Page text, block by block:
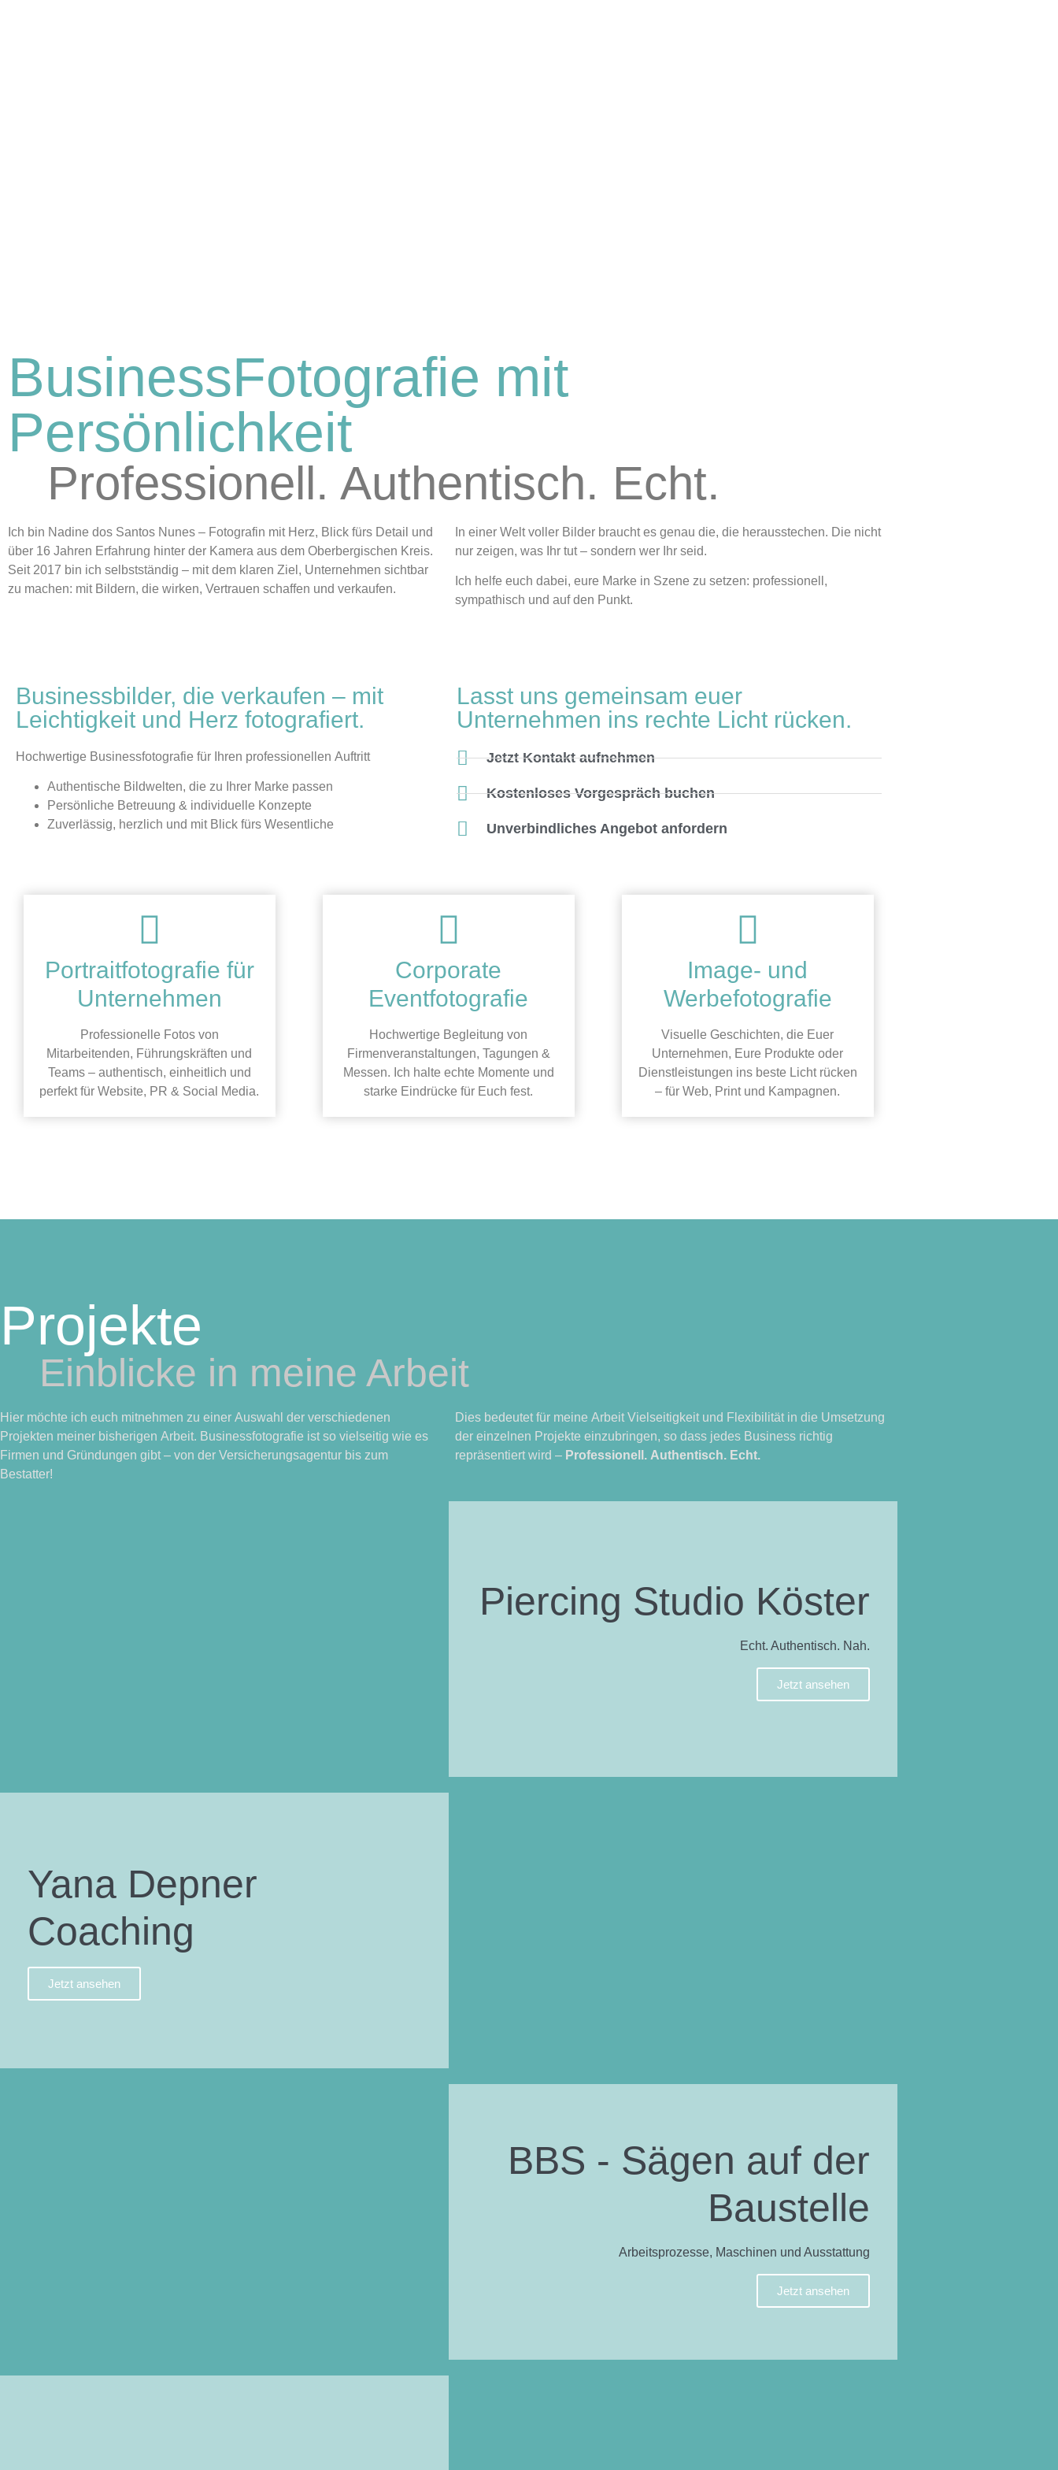
Business­Fotografie mit
Persönlichkeit
Professionell. Authentisch. Echt.
Ich bin Nadine dos Santos Nunes – Fotografin mit Herz, Blick fürs Detail und
über 16 Jahren Erfahrung hinter der Kamera aus dem Oberbergischen Kreis.
Seit 2017 bin ich selbstständig – mit dem klaren Ziel, Unternehmen sichtbar
zu machen: mit Bildern, die wirken, Vertrauen schaffen und verkaufen.
In einer Welt voller Bilder braucht es genau die, die herausstechen. Die nicht
nur zeigen, was Ihr tut – sondern wer Ihr seid.
Ich helfe euch dabei, eure Marke in Szene zu setzen: professionell,
sympathisch und auf den Punkt.
Businessbilder, die verkaufen – mit
Leichtigkeit und Herz fotografiert.
Hochwertige Businessfotografie für Ihren professionellen Auftritt
Authentische Bildwelten, die zu Ihrer Marke passen
Persönliche Betreuung & individuelle Konzepte
Zuverlässig, herzlich und mit Blick fürs Wesentliche
Lasst uns gemeinsam euer
Unternehmen ins rechte Licht rücken.
Jetzt Kontakt aufnehmen
Kostenloses Vorgespräch buchen
Unverbindliches Angebot anfordern
Portraitfotografie für
Unternehmen
Professionelle Fotos von
Mitarbeitenden, Führungskräften und
Teams – authentisch, einheitlich und
perfekt für Website, PR & Social Media.
Corporate
Eventfotografie
Hochwertige Begleitung von
Firmenveranstaltungen, Tagungen &
Messen. Ich halte echte Momente und
starke Eindrücke für Euch fest.
Image- und
Werbefotografie
Visuelle Geschichten, die Euer
Unternehmen, Eure Produkte oder
Dienstleistungen ins beste Licht rücken
– für Web, Print und Kampagnen.
Projekte
Einblicke in meine Arbeit
Hier möchte ich euch mitnehmen zu einer Auswahl der verschiedenen
Projekten meiner bisherigen Arbeit. Businessfotografie ist so vielseitig wie es
Firmen und Gründungen gibt – von der Versicherungsagentur bis zum
Bestatter!
Dies bedeutet für meine Arbeit Vielseitigkeit und Flexibilität in die Umsetzung
der einzelnen Projekte einzubringen, so dass jedes Business richtig
repräsentiert wird – Professionell. Authentisch. Echt.
Piercing Studio Köster
Echt. Authentisch. Nah.
Jetzt ansehen
Yana Depner
Coaching
Jetzt ansehen
BBS - Sägen auf der
Baustelle
Arbeitsprozesse, Maschinen und Ausstattung
Jetzt ansehen